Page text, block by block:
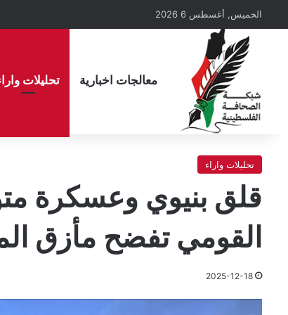
الخميس, أغسطس 6 2026
معالجات اخبارية تحليلات
تحليلات واراء
قلق بنيوي وعسكرة
القومي تفضح مأزق
2025-12-18